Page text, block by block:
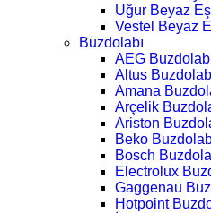
Uğur Beyaz
Vestel Beyaz
Buzdolabı
AEG
Altus
Amana
Arçelik
Ariston
Beko
Bosch
Electrolux
Gaggenau
Hotpoint